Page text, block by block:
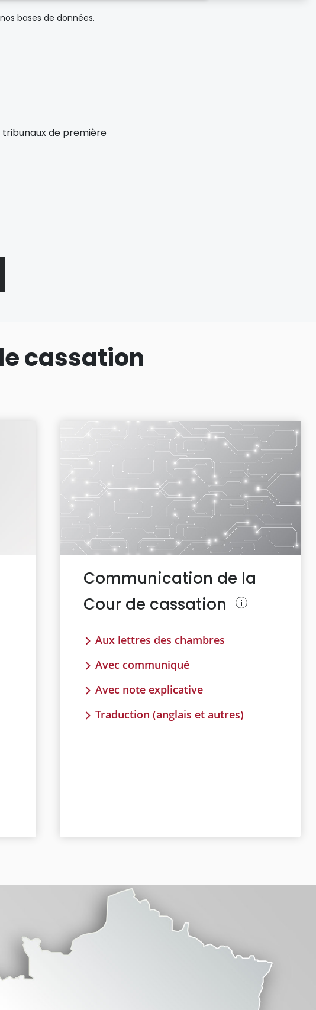
bases de données.
tribunaux de première
cassation
Communication de la
Cour de cassation
Aux lettres des chambres
Avec communiqué
Avec note explicative
Traduction (anglais et autres)